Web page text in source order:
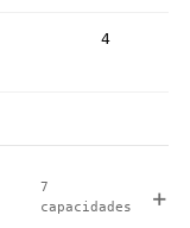
4
7
capacidades